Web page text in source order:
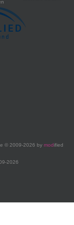
© 2009-2026 by modified
2026